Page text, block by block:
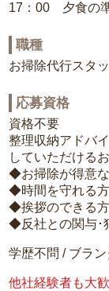
17：00 夕食の
職種
お掃除代行スタ
応募資格
資格不要
整理収納アドバ
していただける
◆お掃除が得意
◆時間を守れる方
◆挨拶のできる方
◆反社との関与･
学歴不問 / ブラ
他社経験者も大歓